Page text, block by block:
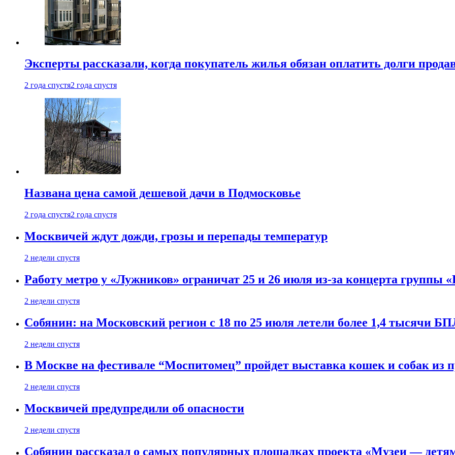
Эксперты рассказали, когда покупатель жилья обязан оплатить долги
2 года спустя2 года спустя
Названа цена самой дешевой дачи в Подмосковье
2 года спустя2 года спустя
Москвичей ждут дожди, грозы и перепады температур
2 недели спустя
Работу метро у «Лужников» ограничат 25 и 26 июля из-за концерта группы
2 недели спустя
Собянин: на Московский регион с 18 по 25 июля летели более 1,4 тысячи
2 недели спустя
В Москве на фестивале “Моспитомец” пройдет выставка кошек и собак из
2 недели спустя
Москвичей предупредили об опасности
2 недели спустя
Собянин рассказал о самых популярных площадках проекта «Музеи —